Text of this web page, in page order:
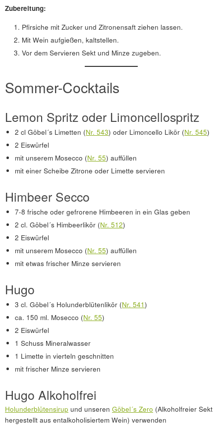
Zubereitung:
Pfirsiche mit Zucker und Zitronensaft ziehen lassen.
Mit Wein aufgießen, kaltstellen.
Vor dem Servieren Sekt und Minze zugeben.
Sommer-Cocktails
Lemon Spritz oder Limoncellospritz
2 cl Göbel´s Limetten (Nr. 543) oder Limoncello Likör (Nr. 545)
2 Eiswürfel
mit unserem Mosecco (Nr. 55) auffüllen
mit einer Scheibe Zitrone oder Limette servieren
Himbeer Secco
7-8 frische oder gefrorene Himbeeren in ein Glas geben
2 cl. Göbel´s Himbeerlikör (Nr. 512)
2 Eiswürfel
mit unserem Mosecco (Nr. 55) auffüllen
mit etwas frischer Minze servieren
Hugo
3 cl. Göbel´s Holunderblütenlikör (Nr. 541)
ca. 150 ml. Mosecco (Nr. 55)
2 Eiswürfel
1 Schuss Mineralwasser
1 Limette in vierteln geschnitten
mit frischer Minze servieren
Hugo Alkoholfrei
Holunderblütensirup und unseren Göbel´s Zero (Alkoholfreier Sekt
hergestellt aus entalkoholisiertem Wein) verwenden